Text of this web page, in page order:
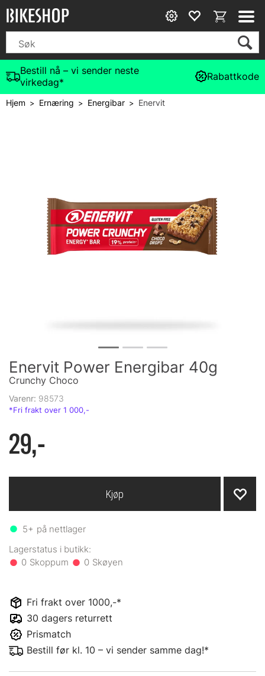
Bestill nå – vi sender neste
virkedag*
Rabattkode
Hjem> Ernæring > Energibar> Enervit
Enervit Power Energibar 40g
Crunchy Choco
Varenr: 98573
29,-
5+ på nettlager
0 0
Kjøp
Fri frakt over 1000,-*
30 dagers returrett
Prismatch
Bestill før kl. 10 – vi sender samme dag!*